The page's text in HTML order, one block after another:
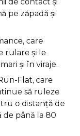
pe zăpadă și
care
rulare și le
și în viraje.
Flat, care
să ruleze
o distanță de
de până la 80